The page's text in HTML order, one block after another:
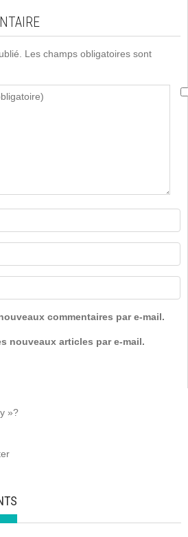
Les champs obligatoires sont
commentaires par e-mail.
nouveaux articles par e-mail.
»?